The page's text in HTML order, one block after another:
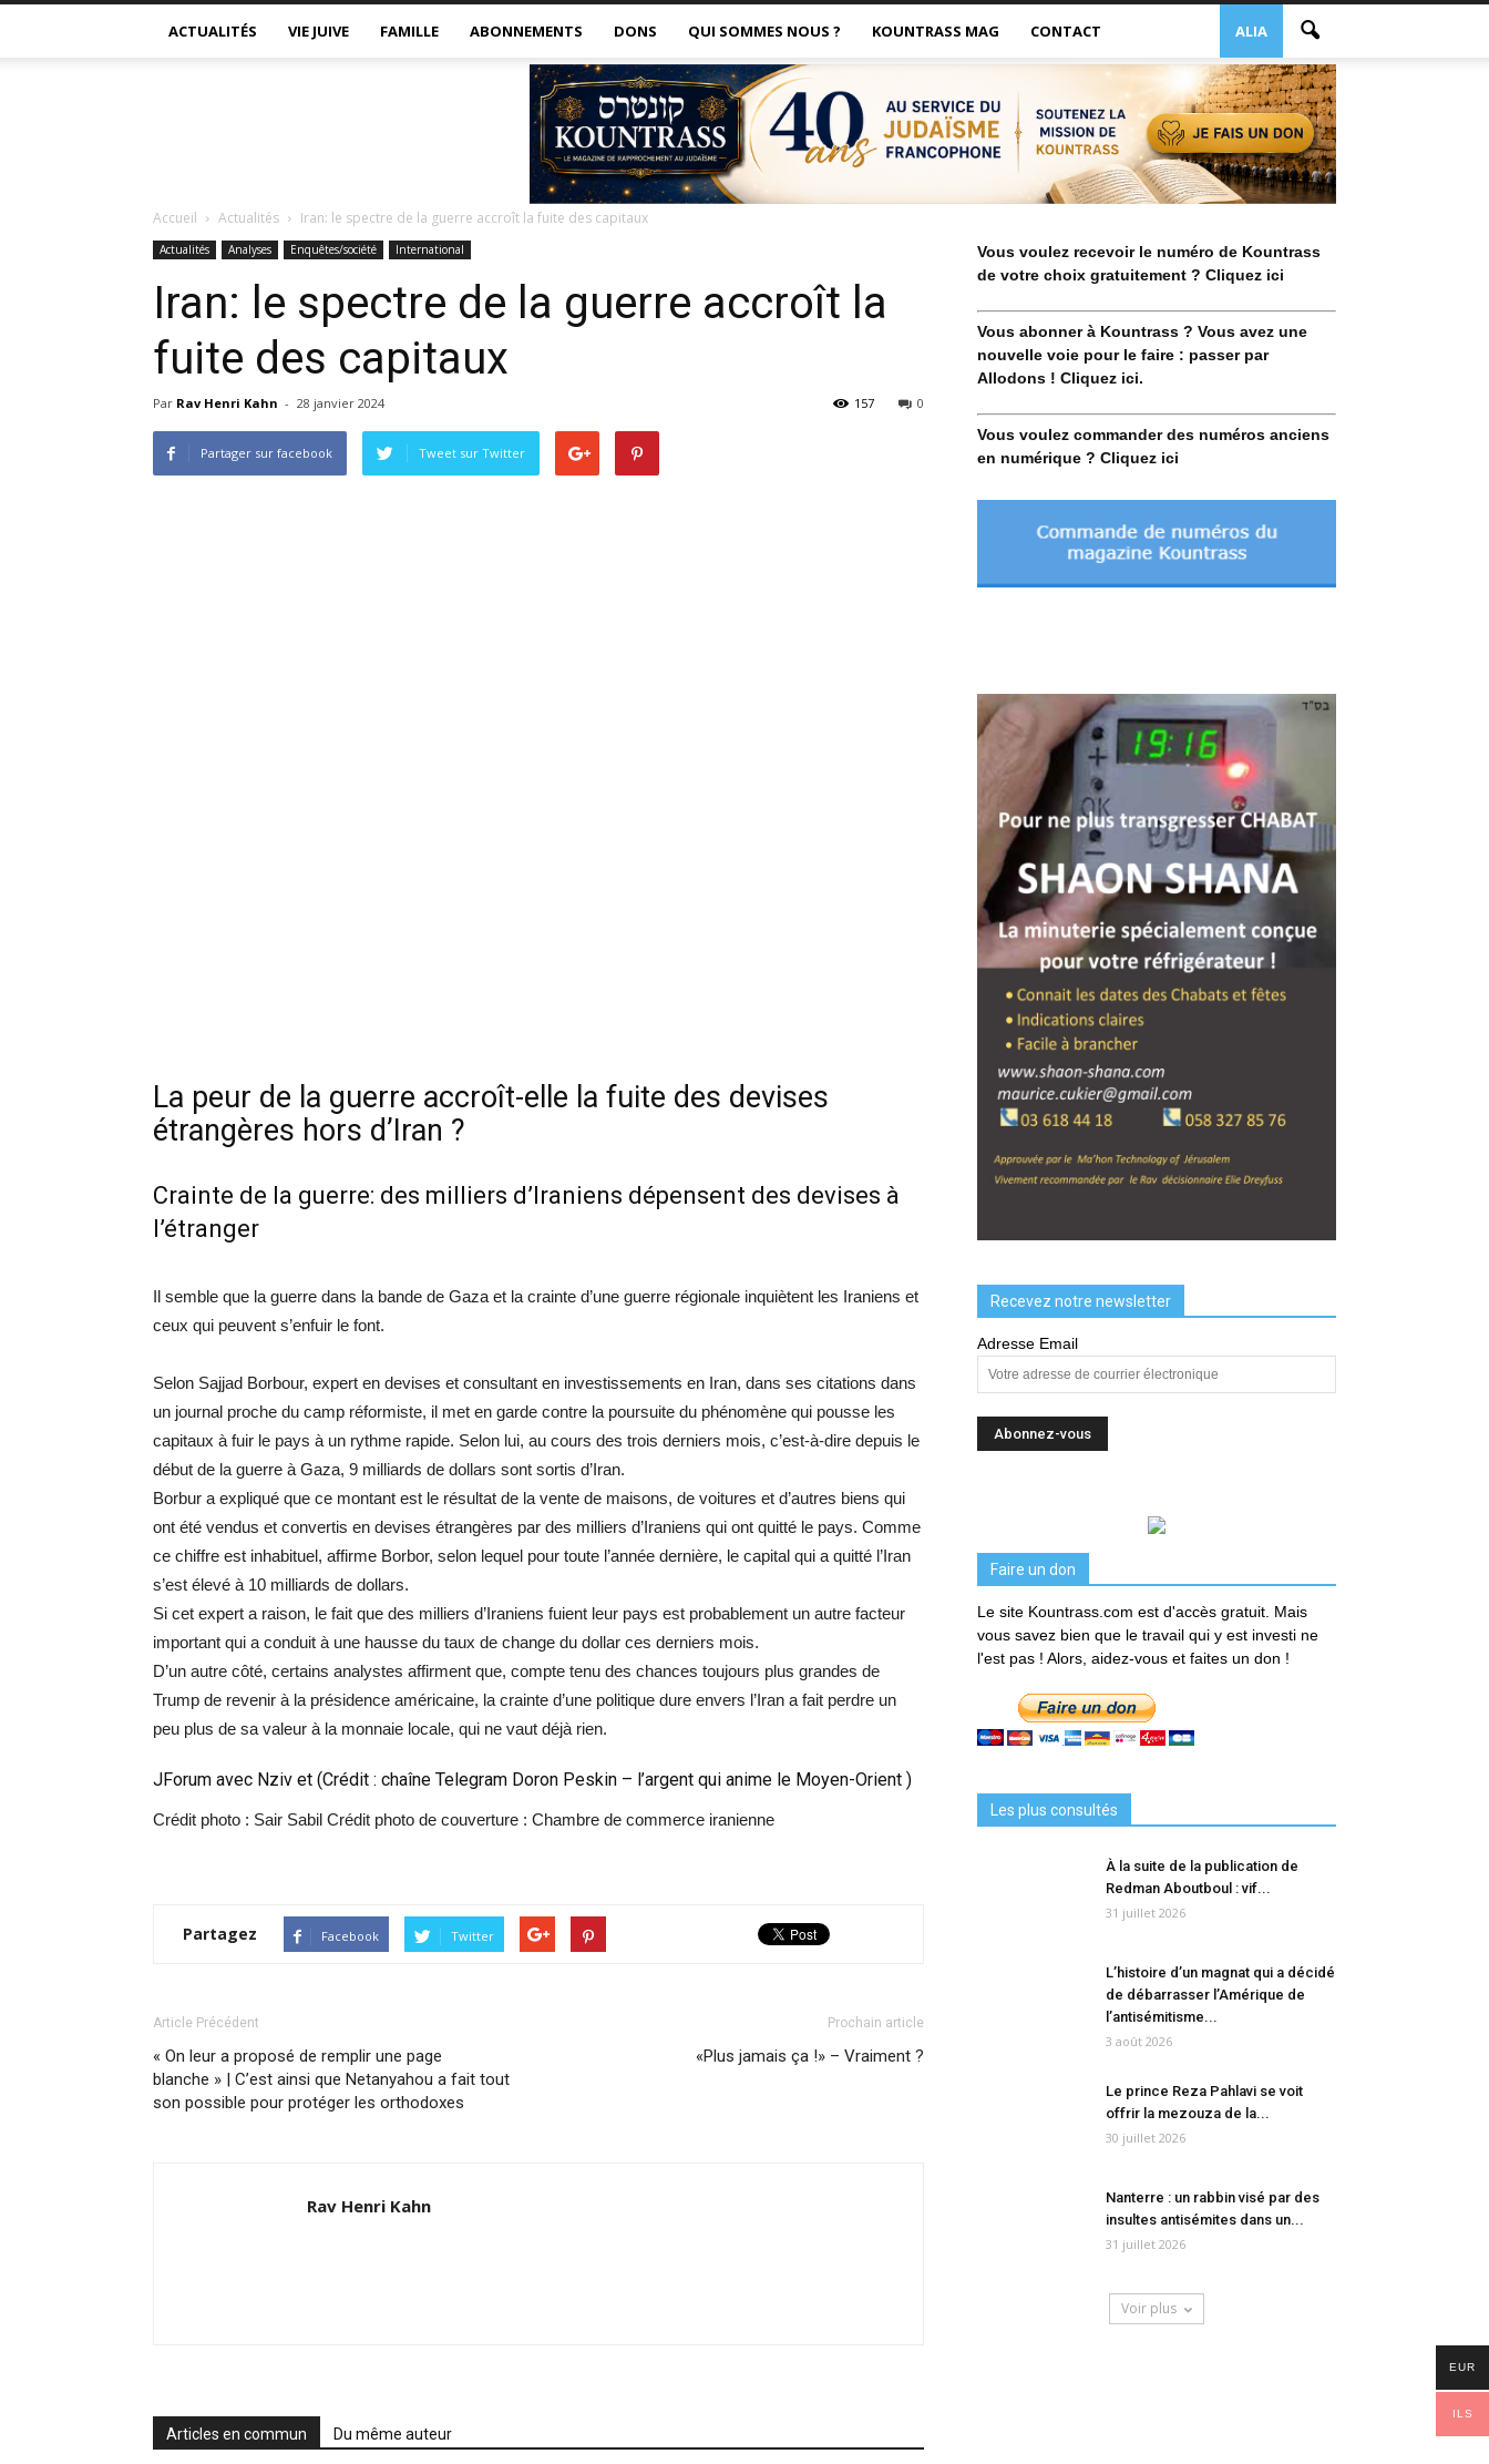
ACTUALITÉS VIE JUIVE FAMILLE ABONNEMENTS DONS ALIA
QUI SOMMES NOUS ? KOUNTRASS MAG CONTACT
Accueil Actualités Iran: le spectre de la guerre accroît la fuite des capitaux
Actualités Analyses Enquêtes/société International
Iran: le spectre de la guerre accroît la
fuite des capitaux
Par Rav Henri Kahn - 28 janvier 2024 0
157
Partager sur facebook Tweet sur Twitter
La peur de la guerre accroît-elle la fuite des devises
étrangères hors d’Iran ?
Crainte de la guerre: des milliers d’Iraniens dépensent des devises à
l’étranger
Il semble que la guerre dans la bande de Gaza et la crainte d’une guerre régionale inquiètent les Iraniens et
ceux qui peuvent s’enfuir le font.
Selon Sajjad Borbour, expert en devises et consultant en investissements en Iran, dans ses citations dans
un journal proche du camp réformiste, il met en garde contre la poursuite du phénomène qui pousse les
capitaux à fuir le pays à un rythme rapide. Selon lui, au cours des trois derniers mois, c’est-à-dire depuis le
début de la guerre à Gaza, 9 milliards de dollars sont sortis d’Iran.
Borbur a expliqué que ce montant est le résultat de la vente de maisons, de voitures et d’autres biens qui
ont été vendus et convertis en devises étrangères par des milliers d’Iraniens qui ont quitté le pays. Comme
ce chiffre est inhabituel, affirme Borbor, selon lequel pour toute l’année dernière, le capital qui a quitté l’Iran
s’est élevé à 10 milliards de dollars.
Si cet expert a raison, le fait que des milliers d’Iraniens fuient leur pays est probablement un autre facteur
important qui a conduit à une hausse du taux de change du dollar ces derniers mois.
D’un autre côté, certains analystes affirment que, compte tenu des chances toujours plus grandes de
Trump de revenir à la présidence américaine, la crainte d’une politique dure envers l’Iran a fait perdre un
peu plus de sa valeur à la monnaie locale, qui ne vaut déjà rien.
JForum avec Nziv et (Crédit : chaîne Telegram Doron Peskin – l’argent qui anime le Moyen-Orient )
Crédit photo : Sair Sabil Crédit photo de couverture : Chambre de commerce iranienne
Partagez Facebook Twitter
Article Précédent
« On leur a proposé de remplir une page
blanche » | C’est ainsi que Netanyahou a fait tout
son possible pour protéger les orthodoxes
Prochain article
«Plus jamais ça !» – Vraiment ?
Rav Henri Kahn
Articles en commun Du même auteur
Vous voulez recevoir le numéro de Kountrass
de votre choix gratuitement ? Cliquez ici
Vous abonner à Kountrass ? Vous avez une
nouvelle voie pour le faire : passer par
Allodons ! Cliquez ici.
Vous voulez commander des numéros anciens
en numérique ? Cliquez ici
Recevez notre newsletter
Adresse Email
Faire un don
Le site Kountrass.com est d'accès gratuit. Mais
vous savez bien que le travail qui y est investi ne
l'est pas ! Alors, aidez-vous et faites un don !
Les plus consultés
À la suite de la publication de
Redman Aboutboul : vif...
31 juillet 2026
L’histoire d’un magnat qui a décidé
de débarrasser l’Amérique de
l’antisémitisme...
3 août 2026
Le prince Reza Pahlavi se voit
offrir la mezouza de la...
30 juillet 2026
Nanterre : un rabbin visé par des
insultes antisémites dans un...
31 juillet 2026
Voir plus
EUR
ILS